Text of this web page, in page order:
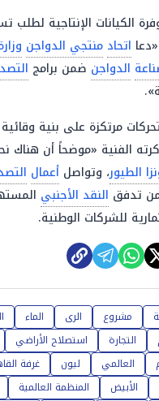
الكيانات الإنتاجية لطلب
اتحاد منتجي الدواجن
الدواجن ضمن برامج
مرتكزة على بنية
الطيور، وتواصل أعمال
تدفق النقد الأجنبي
للشركات الوطنية.
مشروع الرى الماء
التجارة استصلاح الأراضي
العالمي ليون
غرفة
الأبيض المنظمة العالمية